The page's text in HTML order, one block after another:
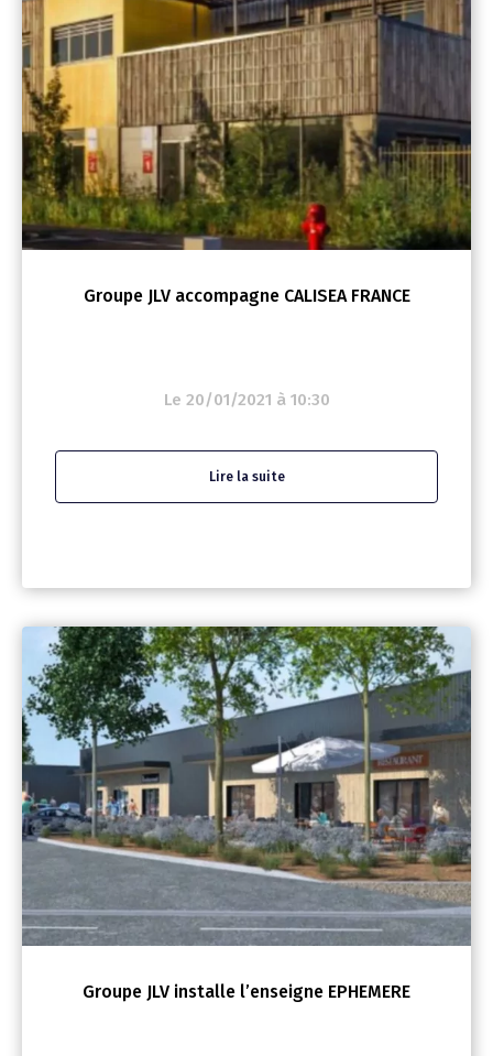
Groupe JLV accompagne CALISEA FRANCE
Le 20/01/2021 à 10:30
Lire la suite
Groupe JLV installe l’enseigne EPHEMERE